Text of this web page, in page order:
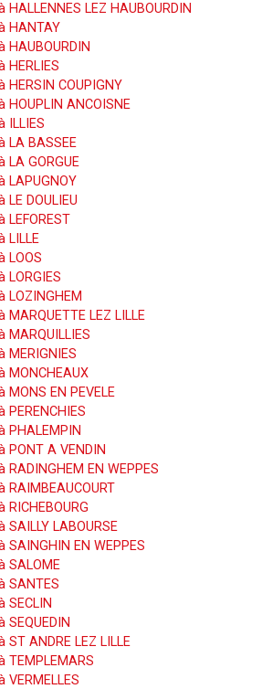
LEZ HAUBOURDIN
HANTAY
COUPIGNY
ANCOISNE
ILLIES
LA BASSEE
GORGUE
LAPUGNOY
DOULIEU
LILLE
LOOS
LEZ LILLE
MONCHEAUX
EN PEVELE
PHALEMPIN
A VENDIN
EN WEPPES
LABOURSE
EN WEPPES
SALOME
SANTES
SECLIN
ANDRE LEZ LILLE